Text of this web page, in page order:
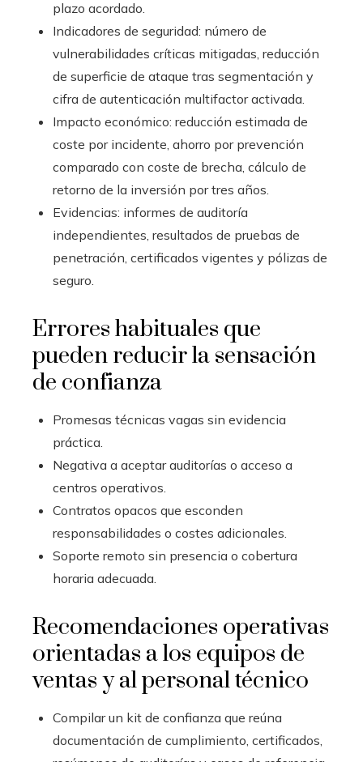
plazo acordado.
Indicadores de seguridad: número de
vulnerabilidades críticas mitigadas, reducción
de superficie de ataque tras segmentación y
cifra de autenticación multifactor activada.
Impacto económico: reducción estimada de
coste por incidente, ahorro por prevención
comparado con coste de brecha, cálculo de
retorno de la inversión por tres años.
Evidencias: informes de auditoría
independientes, resultados de pruebas de
penetración, certificados vigentes y pólizas de
seguro.
Errores habituales que
pueden reducir la sensación
de confianza
Promesas técnicas vagas sin evidencia
práctica.
Negativa a aceptar auditorías o acceso a
centros operativos.
Contratos opacos que esconden
responsabilidades o costes adicionales.
Soporte remoto sin presencia o cobertura
horaria adecuada.
Recomendaciones operativas
orientadas a los equipos de
ventas y al personal técnico
Compilar un kit de confianza que reúna
documentación de cumplimiento, certificados,